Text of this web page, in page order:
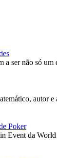
a ser não só um
autor e
Poker
Event da